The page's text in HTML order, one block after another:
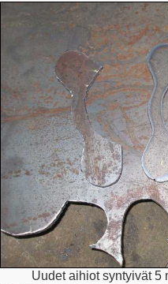
Uudet aihiot syntyivät 5